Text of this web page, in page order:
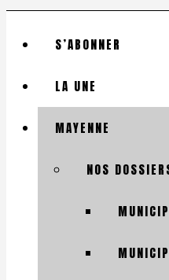
S’ABONNER
LA UNE
MAYENNE
NOS